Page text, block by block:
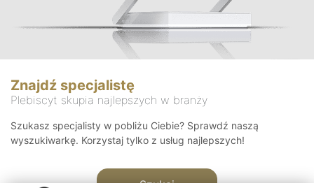
Znajdź specjalistę
Plebiscyt skupia najlepszych w branży
Szukasz specjalisty w pobliżu Ciebie? Sprawdź naszą
wyszukiwarkę. Korzystaj tylko z usług najlepszych!
Szukaj